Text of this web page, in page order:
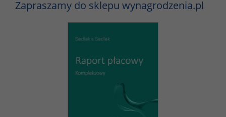
Zapraszamy do sklepu wynagrodzenia.pl